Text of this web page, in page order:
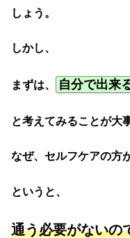
しょう。
しかし、
まずは、 自分で出来
と考えてみることが大
なぜ、セルフケアの方
というと、
通う必要がないの